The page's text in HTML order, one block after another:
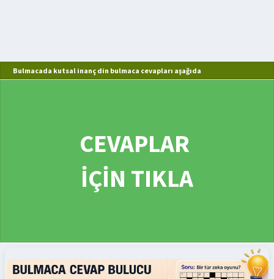
Bulmacada kutsal inanç din bulmaca cevapları aşağıda
CEVAPLAR
İÇİN TIKLA